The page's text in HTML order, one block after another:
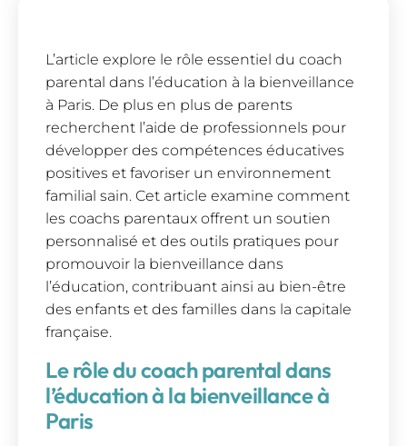
L’article explore le rôle essentiel du coach
parental dans l’éducation à la bienveillance
à Paris. De plus en plus de parents
recherchent l’aide de professionnels pour
développer des compétences éducatives
positives et favoriser un environnement
familial sain. Cet article examine comment
les coachs parentaux offrent un soutien
personnalisé et des outils pratiques pour
promouvoir la bienveillance dans
l’éducation, contribuant ainsi au bien-être
des enfants et des familles dans la capitale
française.
Le rôle du coach parental dans
l’éducation à la bienveillance à
Paris